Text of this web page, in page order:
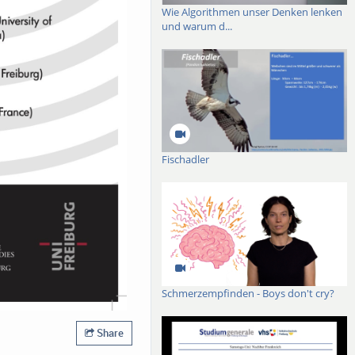
Share
Wie Algorithmen unser Denken lenken
und warum d...
Fischadler
Schmerzempfinden - Boys don't cry?